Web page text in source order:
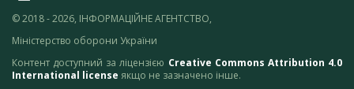
© 2018 - 2026, ІНФОРМАЦІЙНЕ АГЕНТСТВО,
Міністерство оборони України
Контент доступний за ліцензією Creative Commons Attribution 4.0
International license якщо не зазначено інше.